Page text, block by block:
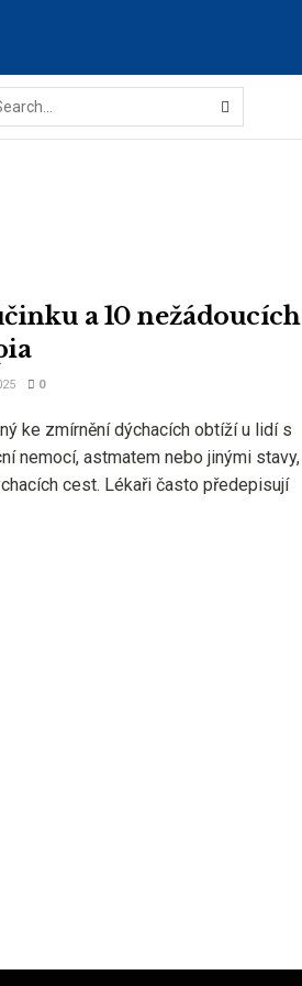
a 10 nežádoucích
0
ke zmírnění dýchacích obtíží u lidí s
nemocí, astmatem nebo jinými stavy,
cest. Lékaři často předepisují